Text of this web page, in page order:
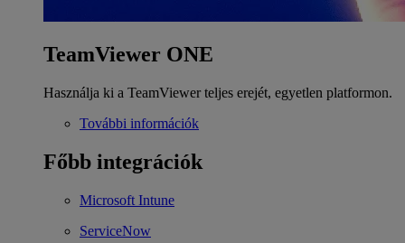
TeamViewer ONE
Használja ki a TeamViewer teljes erejét, egyetlen platformon.
További információk
Főbb integrációk
Microsoft Intune
ServiceNow